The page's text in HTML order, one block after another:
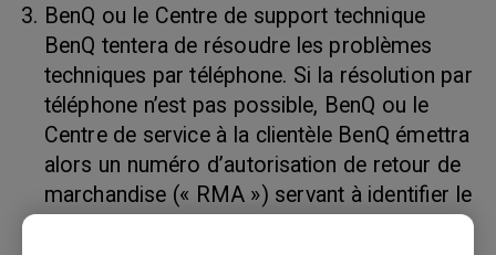
BenQ ou le Centre de support technique
BenQ tentera de résoudre les problèmes
techniques par téléphone. Si la résolution par
téléphone n’est pas possible, BenQ ou le
Centre de service à la clientèle BenQ émettra
alors un numéro d’autorisation de retour de
marchandise (« RMA ») servant à identifier le